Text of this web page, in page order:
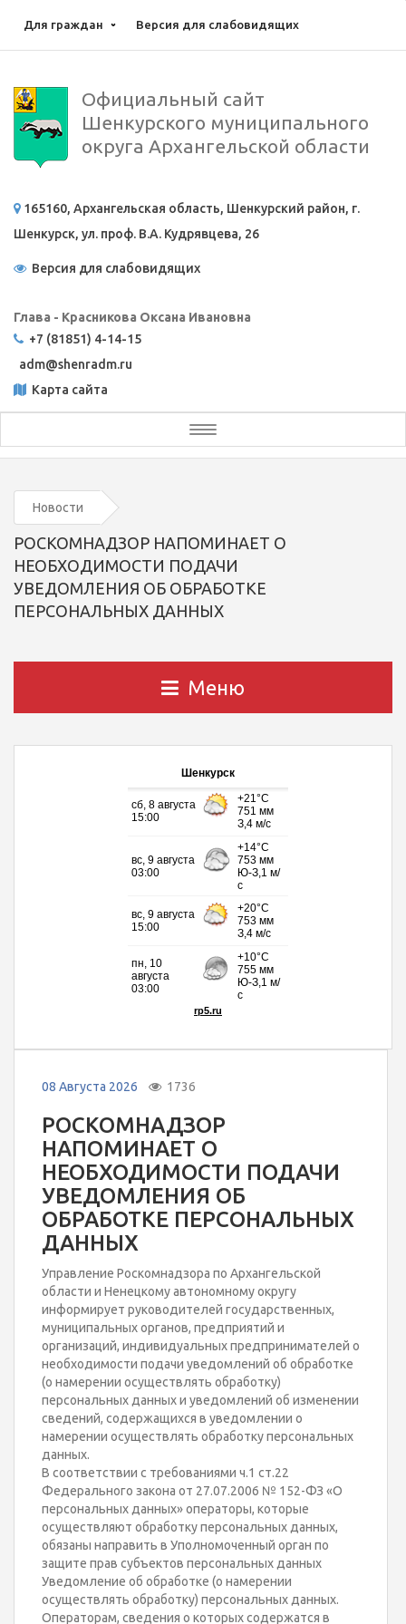
Для граждан Версия для слабовидящих
Официальный сайт
Шенкурского муниципального
округа Архангельской области
165160, Архангельская область, Шенкурский район, г.
Шенкурск, ул. проф. В.А. Кудрявцева, 26
Версия для слабовидящих
Глава - Красникова Оксана Ивановна
+7 (81851) 4-14-15
adm@shenradm.ru
Карта сайта
Toggle
navigation
Новости
РОСКОМНАДЗОР НАПОМИНАЕТ О
НЕОБХОДИМОСТИ ПОДАЧИ
УВЕДОМЛЕНИЯ ОБ ОБРАБОТКЕ
ПЕРСОНАЛЬНЫХ ДАННЫХ
Меню
Шенкурск
08 Августа 2026 1736
РОСКОМНАДЗОР
НАПОМИНАЕТ О
НЕОБХОДИМОСТИ ПОДАЧИ
УВЕДОМЛЕНИЯ ОБ
ОБРАБОТКЕ ПЕРСОНАЛЬНЫХ
ДАННЫХ
Управление Роскомнадзора по Архангельской
области и Ненецкому автономному округу
информирует руководителей государственных,
муниципальных органов, предприятий и
организаций, индивидуальных предпринимателей о
необходимости подачи уведомлений об обработке
(о намерении осуществлять обработку)
персональных данных и уведомлений об изменении
сведений, содержащихся в уведомлении о
намерении осуществлять обработку персональных
данных.
В соответствии с требованиями ч.1 ст.22
Федерального закона от 27.07.2006 № 152-ФЗ «О
персональных данных» операторы, которые
осуществляют обработку персональных данных,
обязаны направить в Уполномоченный орган по
защите прав субъектов персональных данных
Уведомление об обработке (о намерении
осуществлять обработку) персональных данных.
Операторам, сведения о которых содержатся в